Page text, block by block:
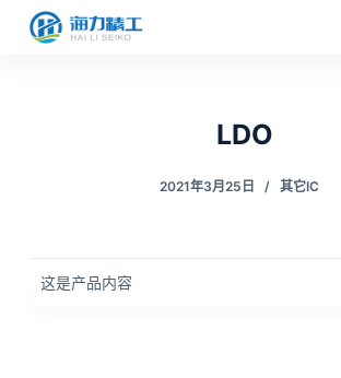
跳
LDO
2021年3月25日 其它IC
这是产品内容